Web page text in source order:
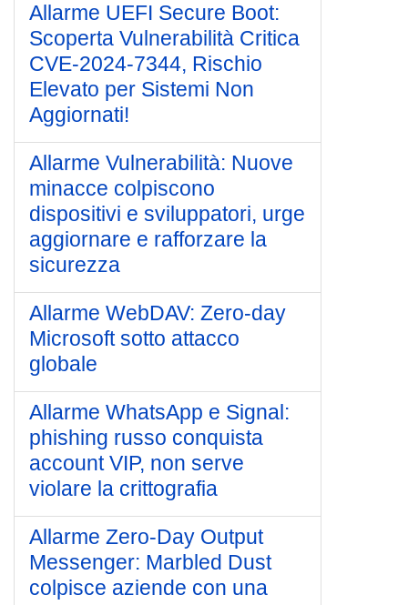
Allarme UEFI Secure Boot:
Scoperta Vulnerabilità Critica
CVE-2024-7344, Rischio
Elevato per Sistemi Non
Aggiornati!
Allarme Vulnerabilità: Nuove
minacce colpiscono
dispositivi e sviluppatori, urge
aggiornare e rafforzare la
sicurezza
Allarme WebDAV: Zero-day
Microsoft sotto attacco
globale
Allarme WhatsApp e Signal:
phishing russo conquista
account VIP, non serve
violare la crittografia
Allarme Zero-Day Output
Messenger: Marbled Dust
colpisce aziende con una